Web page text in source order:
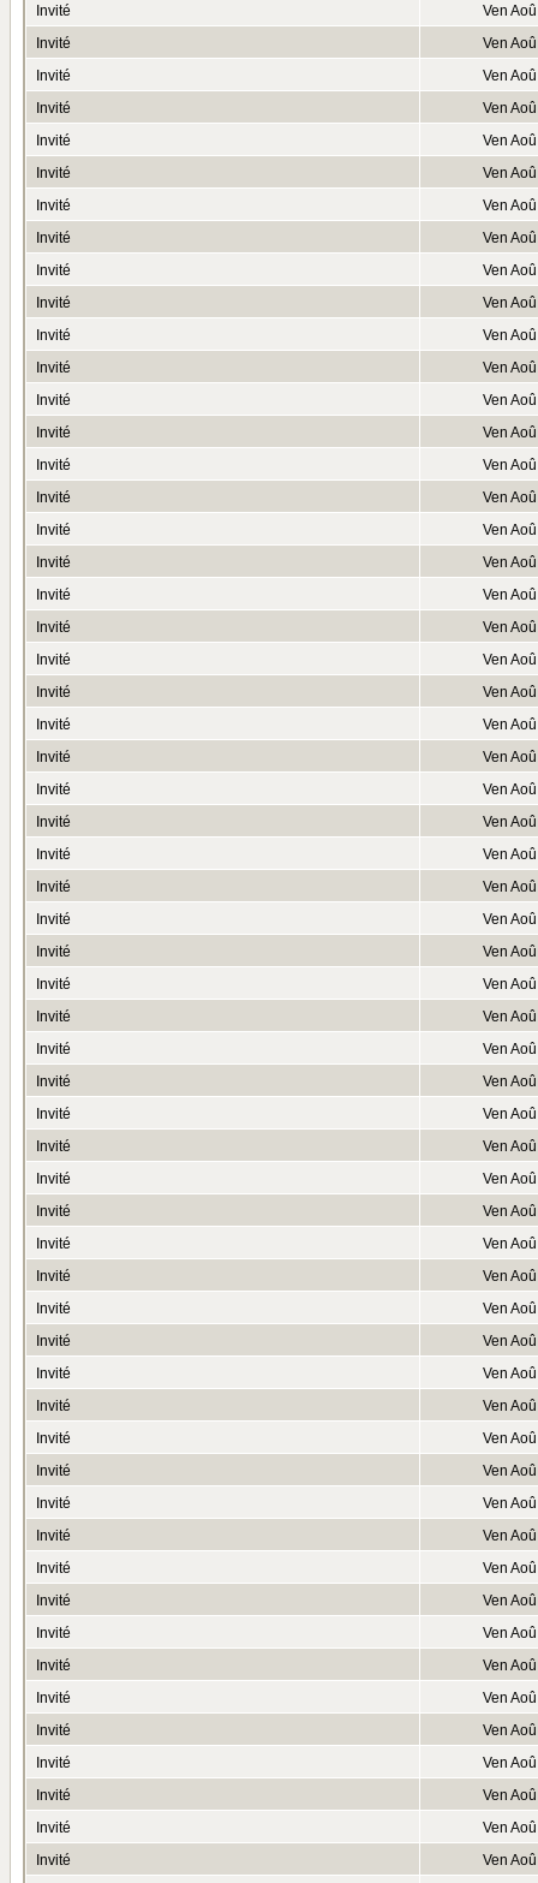
Invité
Ven
Invité
Ven
Invité
Ven
Invité
Ven
Invité
Ven
Invité
Ven
Invité
Ven
Invité
Ven
Invité
Ven
Invité
Ven
Invité
Ven
Invité
Ven
Invité
Ven
Invité
Ven
Invité
Ven
Invité
Ven
Invité
Ven
Invité
Ven
Invité
Ven
Invité
Ven
Invité
Ven
Invité
Ven
Invité
Ven
Invité
Ven
Invité
Ven
Invité
Ven
Invité
Ven
Invité
Ven
Invité
Ven
Invité
Ven
Invité
Ven
Invité
Ven
Invité
Ven
Invité
Ven
Invité
Ven
Invité
Ven
Invité
Ven
Invité
Ven
Invité
Ven
Invité
Ven
Invité
Ven
Invité
Ven
Invité
Ven
Invité
Ven
Invité
Ven
Invité
Ven
Invité
Ven
Invité
Ven
Invité
Ven
Invité
Ven
Invité
Ven
Invité
Ven
Invité
Ven
Invité
Ven
Invité
Ven
Invité
Ven
Invité
Ven
Invité
Ven